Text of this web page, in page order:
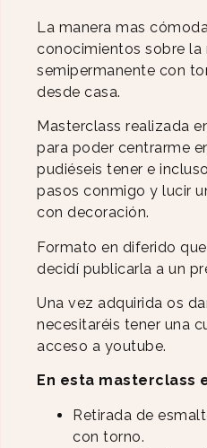
La manera mas
conocimientos sobre la
semipermanente con
desde casa.
Masterclass realizada
para poder centrarme
pudiéseis tener e
pasos conmigo y lucir
con decoración.
Formato en diferido
decidí publicarla a un
Una vez adquirida os
necesitaréis tener una
acceso a youtube.
En esta masterclass
Retirada de
con torno.